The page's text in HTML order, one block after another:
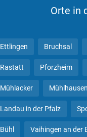
Orte in
Ettlingen Bruchsal
Rastatt Pforzheim
Mühlacker
Landau in der Pfalz
Bühl Vaihingen an der